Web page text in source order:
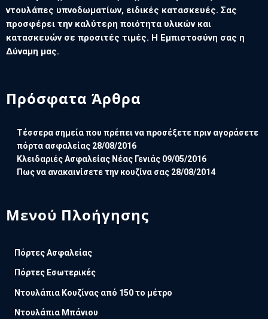
ντουλάπες υπνοδωματίων, ειδικές κατασκευές. Σας
προσφέρει την καλύτερη ποιότητα υλικών και
κατασκευών σε προσιτές τιμές. Η Εμπιστοσύνη σας η
Δύναμη μας.
Πρόσφατα Άρθρα
Τέσσερα σημεία που πρέπει να προσέξετε πριν αγοράσετε
πόρτα ασφαλείας 28/08/2016
Κλειδαριές Ασφαλείας Νέας Γενιάς 09/05/2016
Πως να ανακαινίσετε την κουζίνα σας 28/08/2014
Μενού Πλοήγησης
Πόρτες Ασφαλείας
Πόρτες Εσωτερικές
Ντουλάπια Κουζίνας από 150 το μέτρο
Ντουλάπια Μπάνιου